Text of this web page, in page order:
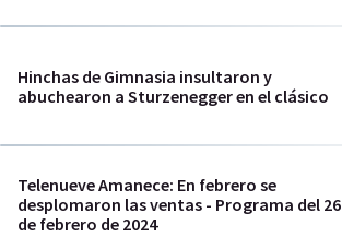
Hinchas de Gimnasia insultaron y
abuchearon a Sturzenegger en el clásico
Telenueve Amanece: En febrero se
desplomaron las ventas - Programa del 26
de febrero de 2024